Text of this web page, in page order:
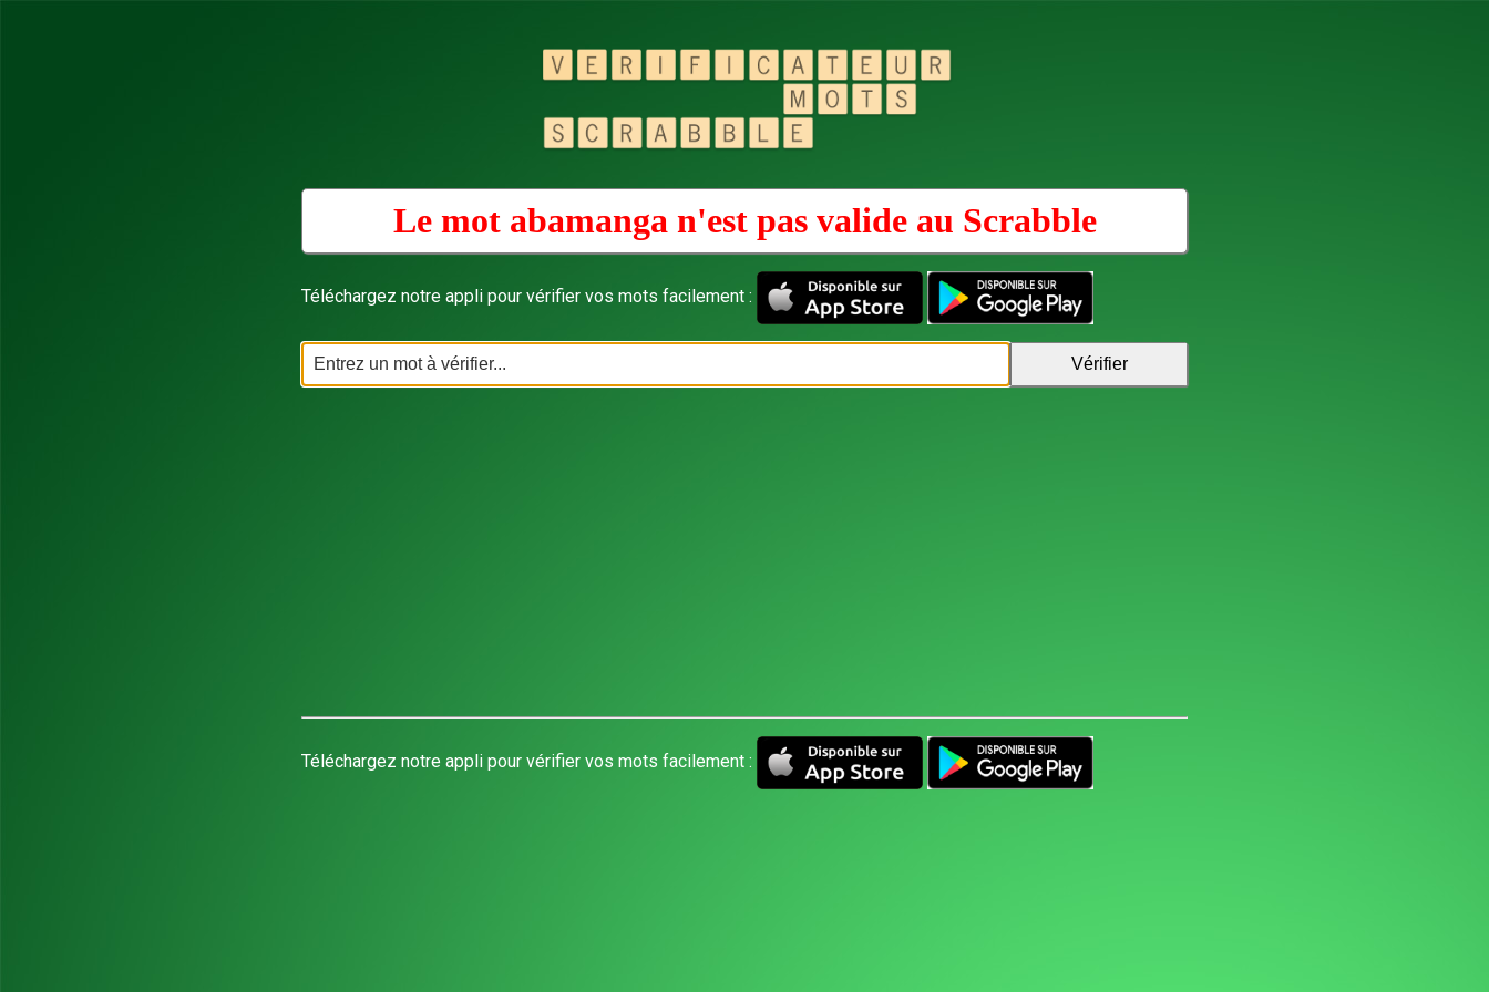
Le mot abamanga n'est pas valide au Scrabble
Téléchargez notre appli pour vérifier vos mots facilement :
Téléchargez notre appli pour vérifier vos mots facilement :